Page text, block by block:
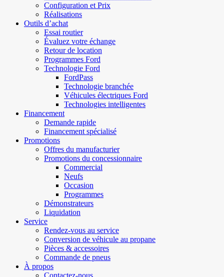
Configuration et Prix
Réalisations
Outils d’achat
Essai routier
Évaluez votre échange
Retour de location
Programmes Ford
Technologie Ford
FordPass
Technologie branchée
Véhicules électriques Ford
Technologies intelligentes
Financement
Demande rapide
Financement spécialisé
Promotions
Offres du manufacturier
Promotions du concessionnaire
Commercial
Neufs
Occasion
Programmes
Démonstrateurs
Liquidation
Service
Rendez-vous au service
Conversion de véhicule au propane
Pièces & accessoires
Commande de pneus
À propos
Contactez-nous